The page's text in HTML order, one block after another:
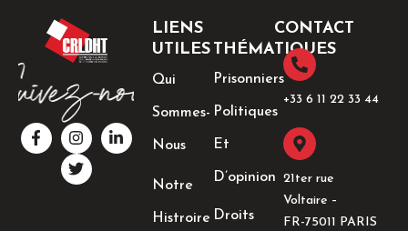
F
a
c
I
n
s
t
a
L
i
n
T
w
i
t
t
LIENS
UTILES
Qui
Sommes-
Nous
Notre
Histroire
THÉMATIQUES
Prisonniers
Politiques
Et
D’opinion
Droits
CONTACT
+33 6 11 22 33 44​
21ter rue
Voltaire –
FR-75011 PARIS